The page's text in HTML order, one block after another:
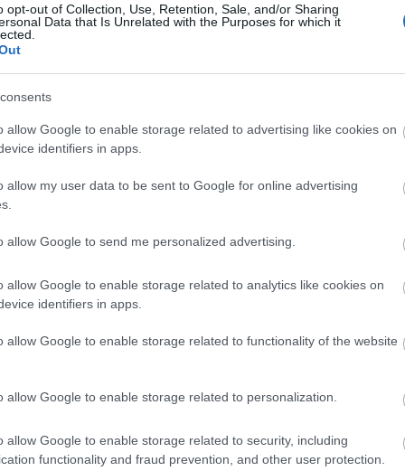
opt-out of Collection, Use, Retention, Sale, and/or Sharing
Data that Is Unrelated with the Purposes for which it
allow Google to enable storage related to advertising like cookies on
identifiers in apps.
allow my user data to be sent to Google for online advertising
allow Google to send me personalized advertising.
allow Google to enable storage related to analytics like cookies on
identifiers in apps.
allow Google to enable storage related to functionality of the website
allow Google to enable storage related to personalization.
allow Google to enable storage related to security, including
functionality and fraud prevention, and other user protection.
των παραπάνω κινδύνων καθίσταται πιο
αναφέρουν ότι αποκρύπτουν τη
παραγόμενη εργασία ως δική τους.
χρήση οφείλεται στο γεγονός ότι η
υπολείπεται των εξελίξεων, καθώς
ότι έχουν λάβει σχετική εκπαίδευση,
διαθέτει πολιτική ή κατευθυντήριες